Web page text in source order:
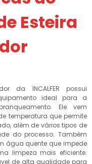
Esteira
da INCALFER possui
ideal para a
Ele vem
temperatura que permite
além de vários tipos de
do processo. Também
água quente que impede
limpeza mais eficiente.
de alta qualidade para